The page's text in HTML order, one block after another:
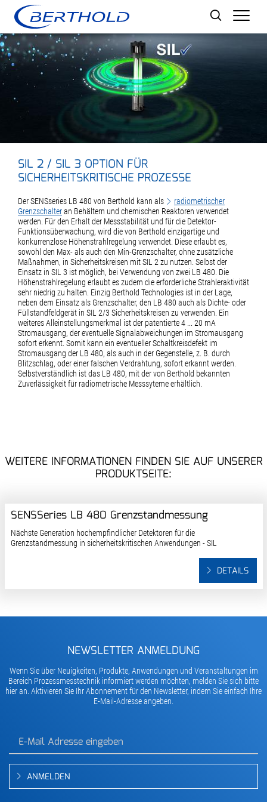
SIL 2 / SIL 3 OPTION FÜR
SICHERHEITSKRITISCHE PROZESSE
Der SENSseries LB 480 von Berthold kann als
radiometrischer
Grenzschalteran Behältern und chemischen Reaktoren verwendet
werden. Für den Erhalt der Messstabilität und für die Detektor-
Funktionsüberwachung, wird die von Berthold einzigartige und
konkurrenzlose Höhenstrahlregelung verwendet. Diese erlaubt es,
sowohl den Max- als auch den Min-Grenzschalter, ohne zusätzliche
Maßnahmen, in Sicherheitskreisen mit SIL 2 zu nutzen. Selbst der
Einsatz in SIL 3 ist möglich, bei Verwendung von zwei LB 480. Die
Höhenstrahlregelung erlaubt es zudem die erforderliche Strahleraktivität
sehr niedrig zu halten. Einzig Berthold Technologies ist in der Lage,
neben dem Einsatz als Grenzschalter, den LB 480 auch als Dichte- oder
Füllstandfeldgerät in SIL 2/3 Sicherheitskreisen zu verwenden. Ein
weiteres Alleinstellungsmerkmal ist der patentierte 4 ... 20 mA
Stromausgang, der eventuelle Signalabweichungen im Stromausgang
sofort erkennt. Somit kann ein eventueller Schaltkreisdefekt im
Stromausgang der LB 480, als auch in der Gegenstelle, z. B. durch
Blitzschlag, oder einer falschen Verdrahtung, sofort erkannt werden.
Selbstverständlich ist das LB 480, mit der von Berthold bekannten
Zuverlässigkeit für radiometrische Messsyteme erhältlich.
WEITERE INFORMATIONEN FINDEN SIE AUF UNSERER
PRODUKTSEITE:
SENSSeries LB 480 Grenzstandmessung
Nächste Generation hochempfindlicher Detektoren für die
Grenzstandmessung in sicherheitskritischen Anwendungen - SIL
DETAILS
NEWSLETTER ANMELDUNG
Wenn Sie über Neuigkeiten, Produkte, Anwendungen und Veranstaltungen im
Bereich Prozessmesstechnik informiert werden möchten, melden Sie sich bitte
hier an. Aktivieren Sie Ihr Abonnement für den Newsletter, indem Sie einfach Ihre
E-Mail-Adresse angeben.
ANMELDEN